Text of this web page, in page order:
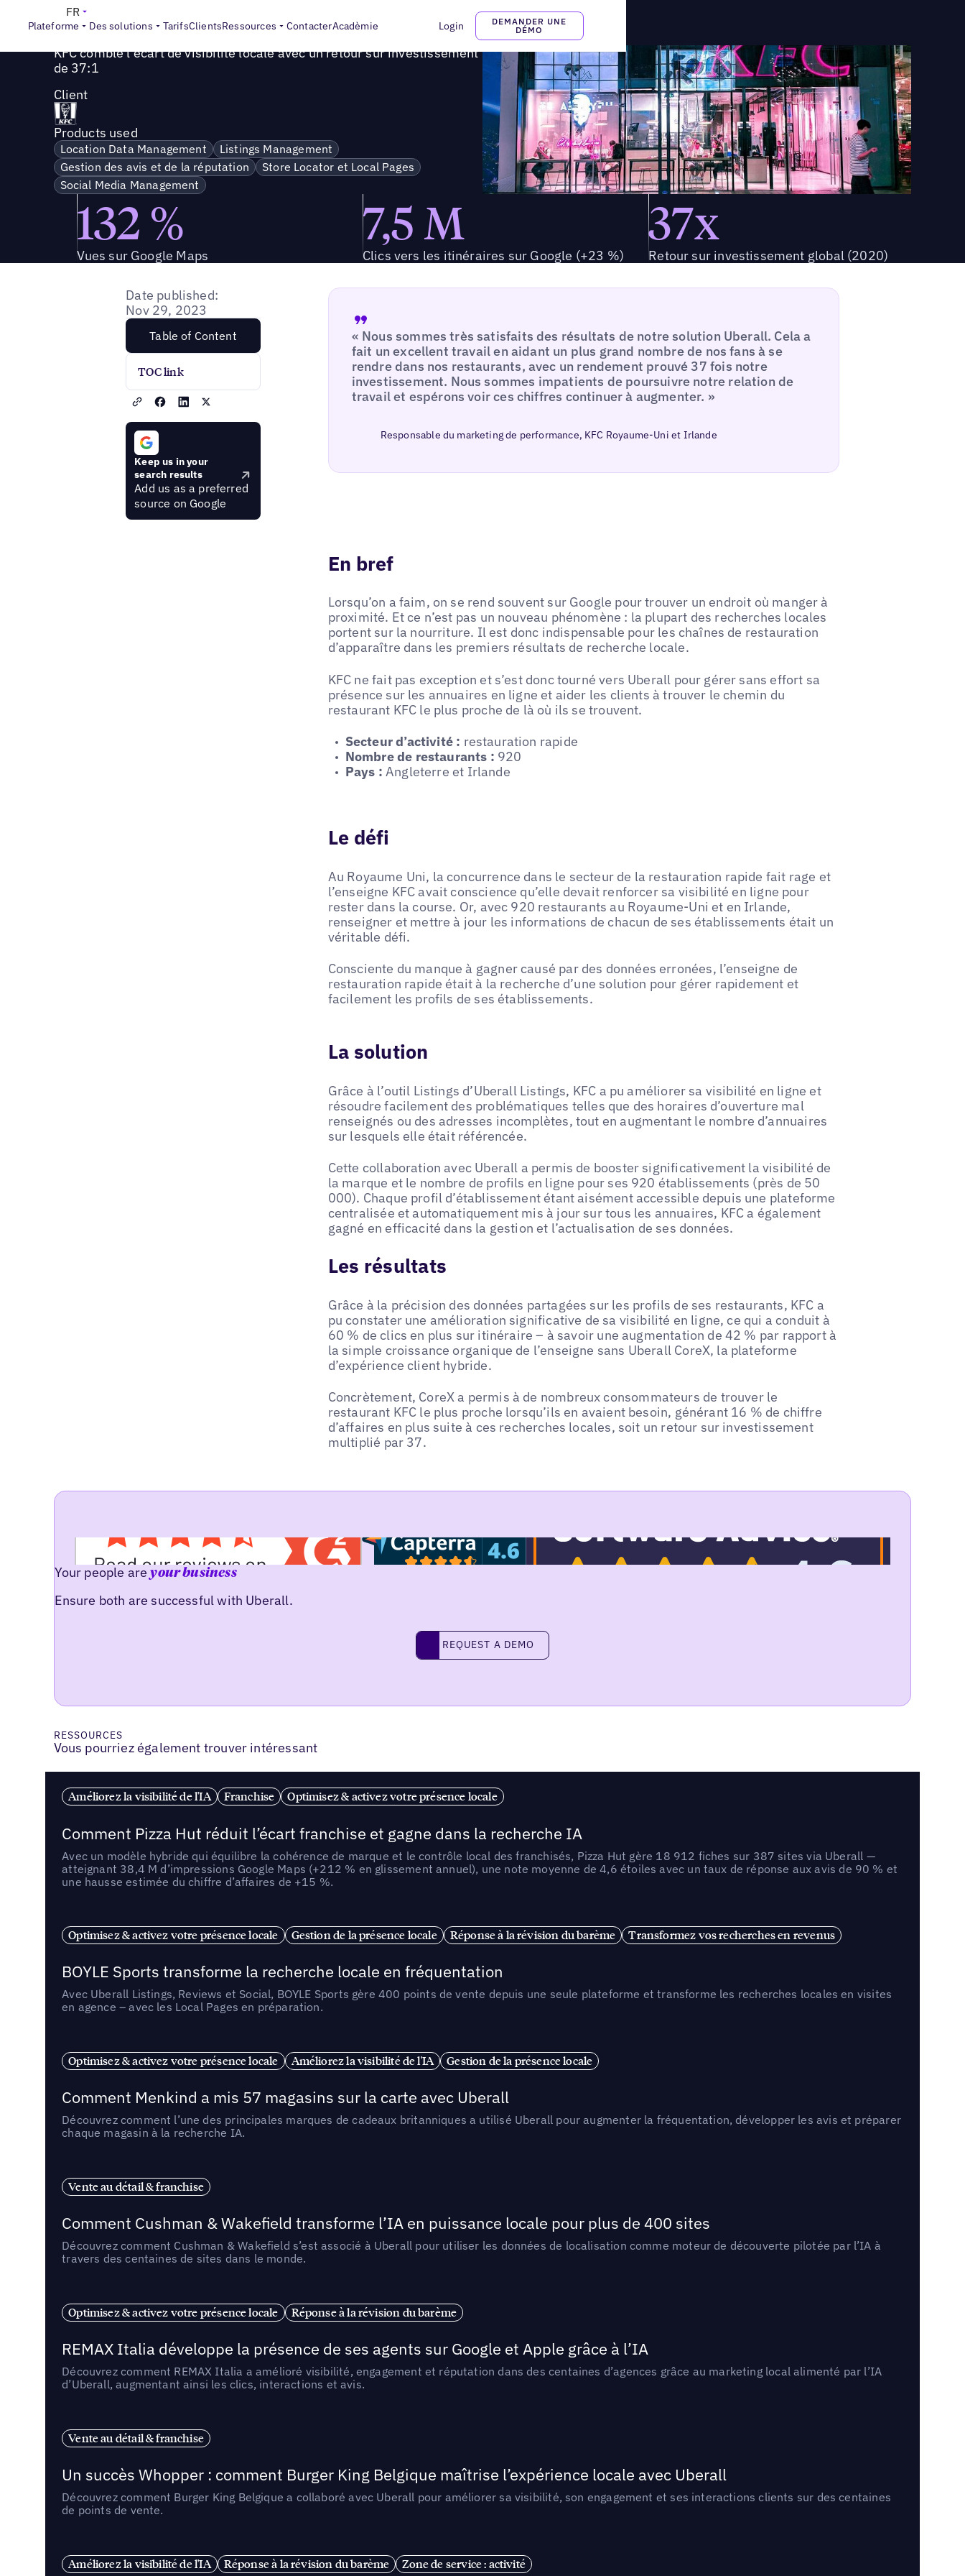
Plateforme Des solutions TarifsClientsRessources ContacterAcadèmie Login
DEMANDER UNE
DÉMO
FR
Success Story
KFC comble l'écart de visibilité locale avec un retour sur investissement
de 37:1
Client
Products used
Location Data Management
Listings Management
Gestion des avis et de la réputation
Store Locator et Local Pages
Social Media Management
132 %
Vues sur Google Maps
7,5 M
Clics vers les itinéraires sur Google (+23 %)
37x
Retour sur investissement global (2020)
Date published:
Nov 29, 2023
Table of Content
TOC link
Keep us in your
search results
Add us as a preferred
source on Google
« Nous sommes très satisfaits des résultats de notre solution Uberall. Cela a
fait un excellent travail en aidant un plus grand nombre de nos fans à se
rendre dans nos restaurants, avec un rendement prouvé 37 fois notre
investissement. Nous sommes impatients de poursuivre notre relation de
travail et espérons voir ces chiffres continuer à augmenter. »
Responsable du marketing de performance, KFC Royaume-Uni et Irlande
En bref
Lorsqu’on a faim, on se rend souvent sur Google pour trouver un endroit où manger à
proximité. Et ce n’est pas un nouveau phénomène : la plupart des recherches locales
portent sur la nourriture. Il est donc indispensable pour les chaînes de restauration
d’apparaître dans les premiers résultats de recherche locale.
KFC ne fait pas exception et s’est donc tourné vers Uberall pour gérer sans effort sa
présence sur les annuaires en ligne et aider les clients à trouver le chemin du
restaurant KFC le plus proche de là où ils se trouvent.
Secteur d’activité : restauration rapide
Nombre de restaurants : 920
Pays : Angleterre et Irlande
Le défi
Au Royaume Uni, la concurrence dans le secteur de la restauration rapide fait rage et
l’enseigne KFC avait conscience qu’elle devait renforcer sa visibilité en ligne pour
rester dans la course. Or, avec 920 restaurants au Royaume-Uni et en Irlande,
renseigner et mettre à jour les informations de chacun de ses établissements était un
véritable défi.
Consciente du manque à gagner causé par des données erronées, l’enseigne de
restauration rapide était à la recherche d’une solution pour gérer rapidement et
facilement les profils de ses établissements.
La solution
Grâce à l’outil Listings d’Uberall Listings, KFC a pu améliorer sa visibilité en ligne et
résoudre facilement des problématiques telles que des horaires d’ouverture mal
renseignés ou des adresses incomplètes, tout en augmentant le nombre d’annuaires
sur lesquels elle était référencée.
Cette collaboration avec Uberall a permis de booster significativement la visibilité de
la marque et le nombre de profils en ligne pour ses 920 établissements (près de 50
000). Chaque profil d’établissement étant aisément accessible depuis une plateforme
centralisée et automatiquement mis à jour sur tous les annuaires, KFC a également
gagné en efficacité dans la gestion et l’actualisation de ses données.
Les résultats
Grâce à la précision des données partagées sur les profils de ses restaurants, KFC a
pu constater une amélioration significative de sa visibilité en ligne, ce qui a conduit à
60 % de clics en plus sur itinéraire – à savoir une augmentation de 42 % par rapport à
la simple croissance organique de l’enseigne sans Uberall CoreX, la plateforme
d’expérience client hybride.
Concrètement, CoreX a permis à de nombreux consommateurs de trouver le
restaurant KFC le plus proche lorsqu’ils en avaient besoin, générant 16 % de chiffre
d’affaires en plus suite à ces recherches locales, soit un retour sur investissement
multiplié par 37.
Your people areyour business
Ensure both are successful with Uberall.
request a demo
REQUEST A DEMO
RESSOURCES
Vous pourriez également trouver intéressant
Améliorez la visibilité de l'IA Franchise Optimisez & activez votre présence locale
Comment Pizza Hut réduit l’écart franchise et gagne dans la recherche IA
Avec un modèle hybride qui équilibre la cohérence de marque et le contrôle local des franchisés, Pizza Hut gère 18 912 fiches sur 387 sites via Uberall —
atteignant 38,4 M d’impressions Google Maps (+212 % en glissement annuel), une note moyenne de 4,6 étoiles avec un taux de réponse aux avis de 90 % et
une hausse estimée du chiffre d’affaires de +15 %.
Optimisez & activez votre présence locale Gestion de la présence locale Réponse à la révision du barème Transformez vos recherches en revenus
BOYLE Sports transforme la recherche locale en fréquentation
Avec Uberall Listings, Reviews et Social, BOYLE Sports gère 400 points de vente depuis une seule plateforme et transforme les recherches locales en visites
en agence – avec les Local Pages en préparation.
Optimisez & activez votre présence locale Améliorez la visibilité de l'IA Gestion de la présence locale
Comment Menkind a mis 57 magasins sur la carte avec Uberall
Découvrez comment l’une des principales marques de cadeaux britanniques a utilisé Uberall pour augmenter la fréquentation, développer les avis et préparer
chaque magasin à la recherche IA.
Vente au détail & franchise
Comment Cushman & Wakefield transforme l’IA en puissance locale pour plus de 400 sites
Découvrez comment Cushman & Wakefield s’est associé à Uberall pour utiliser les données de localisation comme moteur de découverte pilotée par l’IA à
travers des centaines de sites dans le monde.
Optimisez & activez votre présence locale Réponse à la révision du barème
REMAX Italia développe la présence de ses agents sur Google et Apple grâce à l’IA
Découvrez comment REMAX Italia a amélioré visibilité, engagement et réputation dans des centaines d’agences grâce au marketing local alimenté par l’IA
d’Uberall, augmentant ainsi les clics, interactions et avis.
Vente au détail & franchise
Un succès Whopper : comment Burger King Belgique maîtrise l’expérience locale avec Uberall
Découvrez comment Burger King Belgique a collaboré avec Uberall pour améliorer sa visibilité, son engagement et ses interactions clients sur des centaines
de points de vente.
Améliorez la visibilité de l'IA Réponse à la révision du barème Zone de service : activité